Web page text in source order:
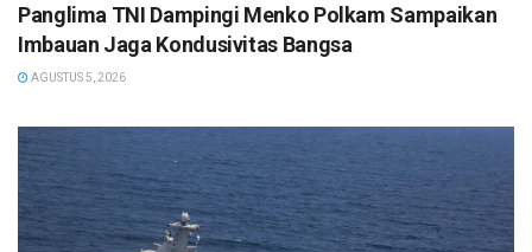
Panglima TNI Dampingi Menko Polkam Sampaikan
Imbauan Jaga Kondusivitas Bangsa
AGUSTUS 5, 2026